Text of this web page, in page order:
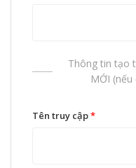
Thông tin tạo
MỚI
Tên truy cập*